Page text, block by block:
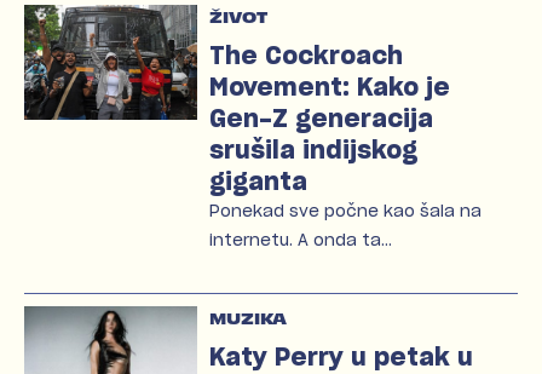
ŽIVOT
The Cockroach
Movement: Kako je
Gen-Z generacija
srušila indijskog
giganta
Ponekad sve počne kao šala na
internetu. A onda ta…
MUZIKA
Katy Perry u petak u